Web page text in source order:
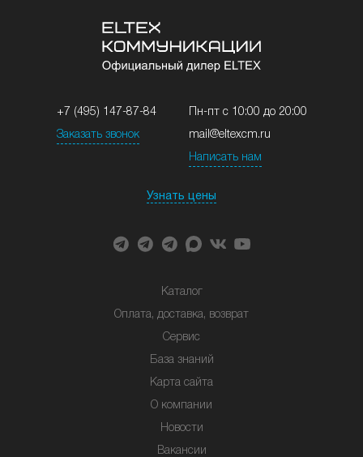
+7 (495) 147-87-84
Заказать звонок
Пн-пт с 10:00 до 20:00
mail@eltexcm.ru
Написать нам
Узнать цены
Каталог
Оплата, доставка, возврат
Сервис
База знаний
Карта сайта
О компании
Новости
Вакансии